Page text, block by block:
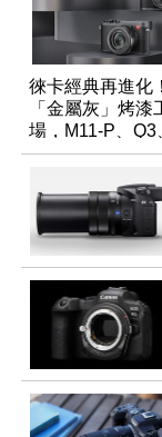
徠卡經典再進化
「金屬灰」烤漆
場，M11-P、Q3
領銜換裝